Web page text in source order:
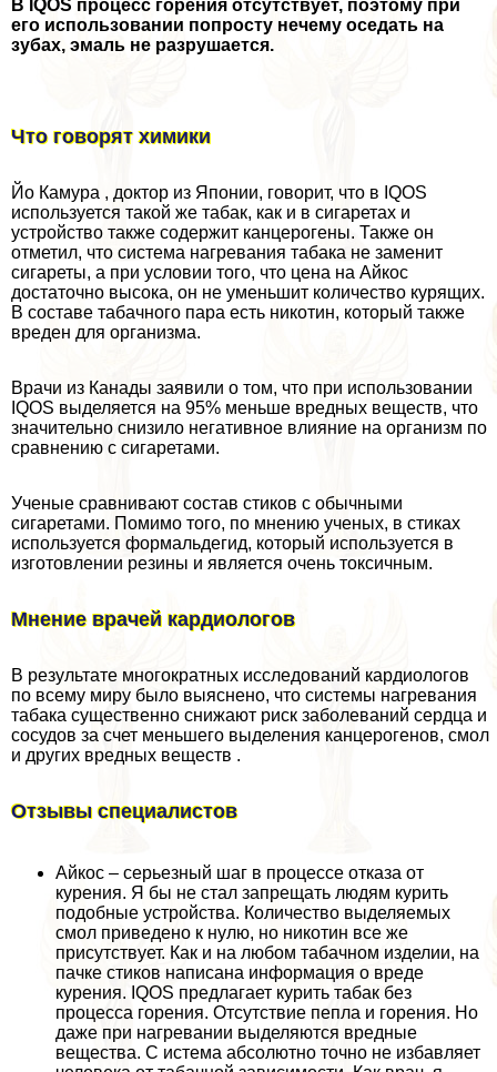
В IQOS процесс горения отсутствует, поэтому при
его использовании попросту нечему оседать на
зубах, эмаль не разрушается.
Что говорят химики
Йо Камура , доктор из Японии, говорит, что в IQOS
используется такой же табак, как и в сигаретах и
устройство также содержит канцерогены. Также он
отметил, что система нагревания табака не заменит
сигареты, а при условии того, что цена на Айкос
достаточно высока, он не уменьшит количество курящих.
В составе табачного пара есть никотин, который также
вреден для организма.
Врачи из Канады заявили о том, что при использовании
IQOS выделяется на 95% меньше вредных веществ, что
значительно снизило негативное влияние на организм по
сравнению с сигаретами.
Ученые сравнивают состав стиков с обычными
сигаретами. Помимо того, по мнению ученых, в стиках
используется формальдегид, который используется в
изготовлении резины и является очень токсичным.
Мнение врачей кардиологов
В результате многократных исследований кардиологов
по всему миру было выяснено, что системы нагревания
табака существенно снижают риск заболеваний сердца и
сосудов за счет меньшего выделения канцерогенов, смол
и других вредных веществ .
Отзывы специалистов
Айкос – серьезный шаг в процессе отказа от
курения. Я бы не стал запрещать людям курить
подобные устройства. Количество выделяемых
смол приведено к нулю, но никотин все же
присутствует. Как и на любом табачном изделии, на
пачке стиков написана информация о вреде
курения. IQOS предлагает курить табак без
процесса горения. Отсутствие пепла и горения. Но
даже при нагревании выделяются вредные
вещества. С истема абсолютно точно не избавляет